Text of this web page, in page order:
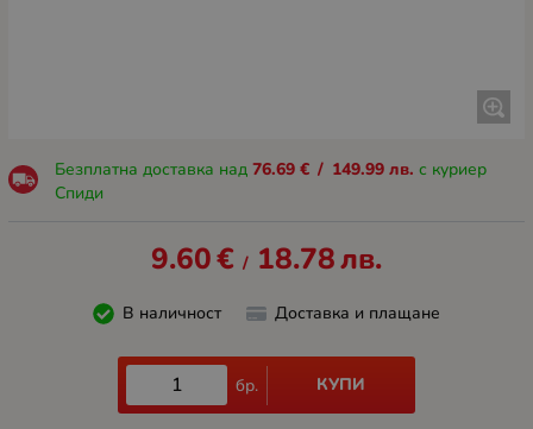
Безплатна доставка над 76.69 € / 149.99 лв. с куриер
Спиди
9.60€ / 18.78лв.
В наличност Доставка и плащане
бр. КУПИ